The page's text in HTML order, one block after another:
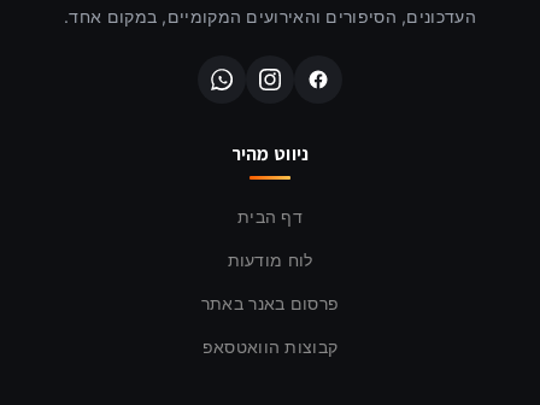
העדכונים, הסיפורים והאירועים המקומיים, במקום אחד.
ניווט מהיר
דף הבית
לוח מודעות
פרסום באנר באתר
קבוצות הוואטסאפ